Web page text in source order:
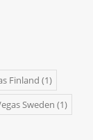
Finland (1)
Sweden (1)